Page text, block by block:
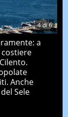
4di6
a
Anche
Sele